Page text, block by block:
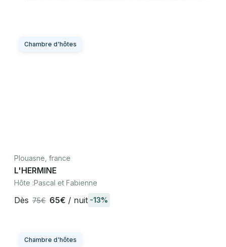
Chambre d'hôtes
Plouasne, france
L'HERMINE
Hôte :Pascal et Fabienne
Dès 75€ 65€ / nuit -13%
Chambre d'hôtes